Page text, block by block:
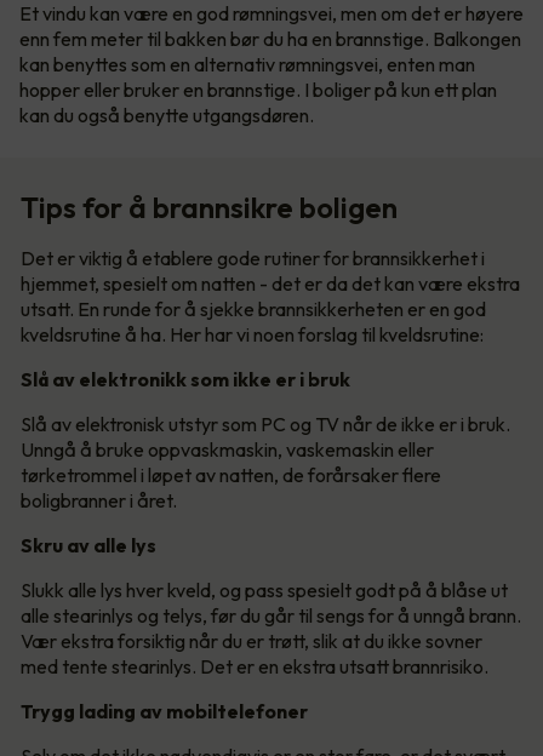
Et vindu kan være en god rømningsvei, men om det er høyere
enn fem meter til bakken bør du ha en brannstige. Balkongen
kan benyttes som en alternativ rømningsvei, enten man
hopper eller bruker en brannstige. I boliger på kun ett plan
kan du også benytte utgangsdøren.
Tips for å brannsikre boligen
Det er viktig å etablere gode rutiner for brannsikkerhet i
hjemmet, spesielt om natten - det er da det kan være ekstra
utsatt. En runde for å sjekke brannsikkerheten er en god
kveldsrutine å ha. Her har vi noen forslag til kveldsrutine:
Slå av elektronikk som ikke er i bruk
Slå av elektronisk utstyr som PC og TV når de ikke er i bruk.
Unngå å bruke oppvaskmaskin, vaskemaskin eller
tørketrommel i løpet av natten, de forårsaker flere
boligbranner i året.
Skru av alle lys
Slukk alle lys hver kveld, og pass spesielt godt på å blåse ut
alle stearinlys og telys, før du går til sengs for å unngå brann.
Vær ekstra forsiktig når du er trøtt, slik at du ikke sovner
med tente stearinlys. Det er en ekstra utsatt brannrisiko.
Trygg lading av mobiltelefoner